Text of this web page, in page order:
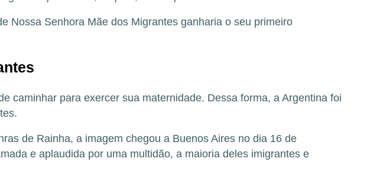
Nossa Senhora Mãe dos Migrantes ganharia o seu primeiro
caminhar para exercer sua maternidade. Dessa forma, a Argentina foi
de Rainha, a imagem chegou a Buenos Aires no dia 16 de
e aplaudida por uma multidão, a maioria deles imigrantes e